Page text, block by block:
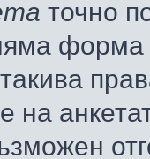
точно
форма
на